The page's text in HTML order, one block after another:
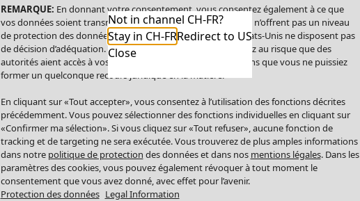
Not in channel CH-FR?
Stay in CH-FRRedirect to US
Close
REMARQUE: En donnant votre consentement, vous consentez également à ce que
vos données soient transmises aux États-Unis. Les États-Unis n’offrent pas un niveau
de protection des données comparable à celui de l’UE. Les États-Unis ne disposent pas
de décision d’adéquation. Par conséquent, vous vous exposez au risque que des
autorités aient accès à vos données à caractère personnel sans que vous ne puissiez
former un quelconque recours juridique en la matière.
En cliquant sur «Tout accepter», vous consentez à l’utilisation des fonctions décrites
précédemment. Vous pouvez sélectionner des fonctions individuelles en cliquant sur
«Confirmer ma sélection». Si vous cliquez sur «Tout refuser», aucune fonction de
tracking et de targeting ne sera exécutée. Vous trouverez de plus amples informations
dans notre politique de protection des données et dans nos mentions légales. Dans les
paramètres des cookies, vous pouvez également révoquer à tout moment le
consentement que vous avez donné, avec effet pour l’avenir.
Protection des données Legal Information